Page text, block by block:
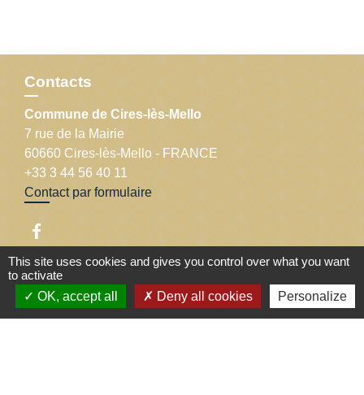
Contacts
Commune de Cires-lès-Mello
7 rue de la Mairie
60660 Cires-lès-Mello - FRANCE
+33 3 44 56 40 11
Contact par formulaire
Liens
This site uses cookies and gives you control over what you want
to activate
OK, accept all
Deny all cookies Personalize